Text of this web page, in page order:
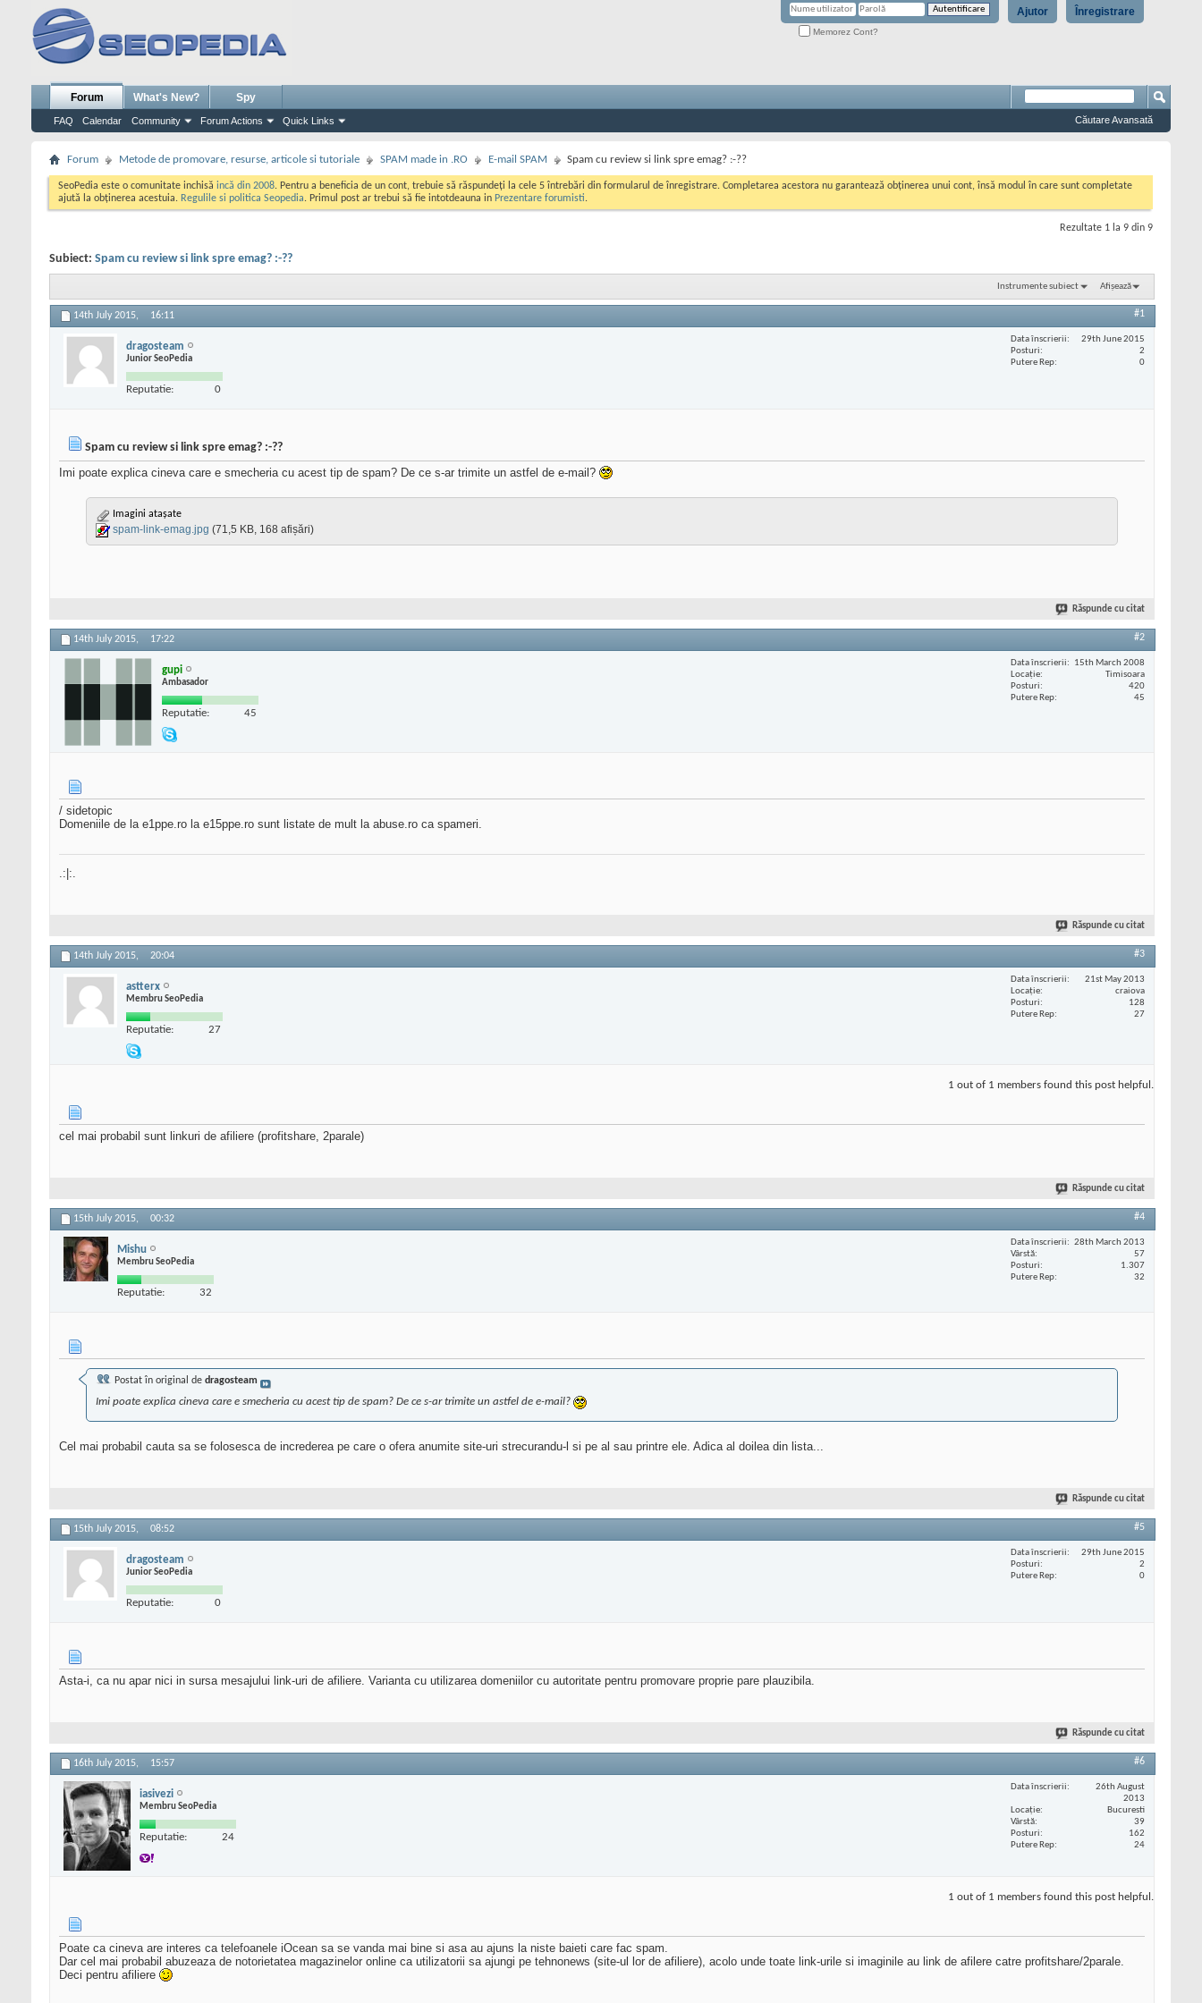
Înregistrare
Ajutor
Memorez Cont?
Forum
FAQ Calendar Community Forum Actions Quick Links
What's New? Spy
Căutare Avansată
Forum Metode de promovare, resurse, articole si tutoriale SPAM made in .RO E-mail SPAM Spam cu review si link spre emag? :-??
SeoPedia este o comunitate inchisă incă din 2008. Pentru a beneficia de un cont, trebuie să răspundeți la cele 5 întrebări din formularul de înregistrare. Completarea acestora nu garantează obținerea unui cont, însă modul în care sunt completate
ajută la obținerea acestuia. Regulile si politica Seopedia. Primul post ar trebui să fie intotdeauna in Prezentare forumisti.
Rezultate 1 la 9 din 9
Subiect: Spam cu review si link spre emag? :-??
Instrumente subiect Afișează
14th July 2015, 16:11 #1
dragosteam
Junior SeoPedia
Reputatie: 0
Data înscrierii
29th June 2015
Posturi
2
Putere Rep
0
Spam cu review si link spre emag? :-??
Imi poate explica cineva care e smecheria cu acest tip de spam? De ce s-ar trimite un astfel de e-mail?
Imagini atașate
spam-link-emag.jpg (71,5 KB, 168 afișări)
Răspunde cu citat
14th July 2015, 17:22 #2
gupi
Ambasador
Reputatie: 45
Data înscrierii
15th March 2008
Locaţie
Timisoara
Posturi
420
Putere Rep
45
/ sidetopic
Domeniile de la e1ppe.ro la e15ppe.ro sunt listate de mult la abuse.ro ca spameri.
.:|:.
Răspunde cu citat
14th July 2015, 20:04 #3
astterx
Membru SeoPedia
Reputatie: 27
Data înscrierii
21st May 2013
Locaţie
craiova
Posturi
128
Putere Rep
27
1 out of 1 members found this post helpful.
cel mai probabil sunt linkuri de afiliere (profitshare, 2parale)
Răspunde cu citat
15th July 2015, 00:32 #4
Mishu
Membru SeoPedia
Reputatie: 32
Data înscrierii
28th March 2013
Vârstă
57
Posturi
1.307
Putere Rep
32
Postat în original de dragosteam
Imi poate explica cineva care e smecheria cu acest tip de spam? De ce s-ar trimite un astfel de e-mail?
Cel mai probabil cauta sa se folosesca de increderea pe care o ofera anumite site-uri strecurandu-l si pe al sau printre ele. Adica al doilea din lista...
Răspunde cu citat
15th July 2015, 08:52 #5
dragosteam
Junior SeoPedia
Reputatie: 0
Data înscrierii
29th June 2015
Posturi
2
Putere Rep
0
Asta-i, ca nu apar nici in sursa mesajului link-uri de afiliere. Varianta cu utilizarea domeniilor cu autoritate pentru promovare proprie pare plauzibila.
Răspunde cu citat
16th July 2015, 15:57 #6
iasivezi
Membru SeoPedia
Reputatie: 24
Data înscrierii
26th August
2013
Locaţie
Bucuresti
Vârstă
39
Posturi
162
Putere Rep
24
1 out of 1 members found this post helpful.
Poate ca cineva are interes ca telefoanele iOcean sa se vanda mai bine si asa au ajuns la niste baieti care fac spam.
Dar cel mai probabil abuzeaza de notorietatea magazinelor online ca utilizatorii sa ajungi pe tehnonews (site-ul lor de afiliere), acolo unde toate link-urile si imaginile au link de afilere catre profitshare/2parale.
Deci pentru afiliere